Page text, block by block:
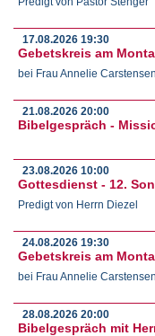
17.08.2026 19:30
Gebetskreis am
bei Frau Annelie Carstensen
21.08.2026 20:00
Bibelgespräch -
23.08.2026 10:00
Gottesdienst - 12.
Predigt von Herrn Diezel
24.08.2026 19:30
Gebetskreis am
bei Frau Annelie Carstensen
28.08.2026 20:00
Bibelgespräch mit